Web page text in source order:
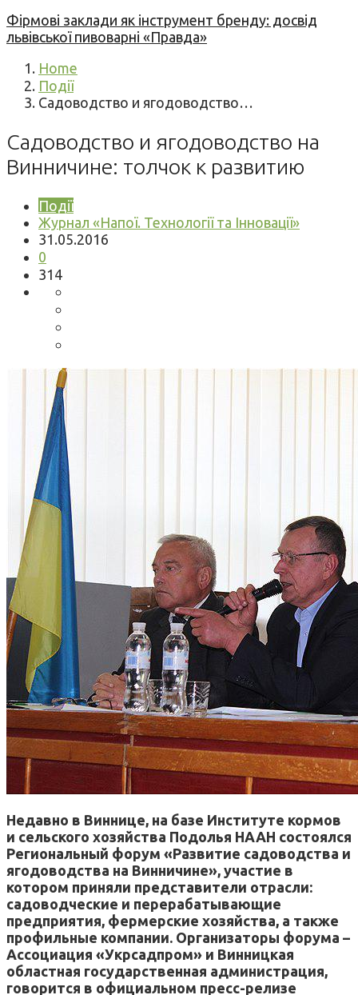
Фірмові заклади як інструмент бренду: досвід
львівської пивоварні «Правда»
Home
Події
Садоводство и ягодоводство…
Садоводство и ягодоводство на
Винничине: толчок к развитию
Події
Журнал «Напої. Технології та Інновації»
31.05.2016
0
314
Недавно в Виннице, на базе Институте кормов
и сельского хозяйства Подолья НААН состоялся
Региональный форум «Развитие садоводства и
ягодоводства на Винничине», участие в
котором приняли представители отрасли:
садоводческие и перерабатывающие
предприятия, фермерские хозяйства, а также
профильные компании. Организаторы форума –
Ассоциация «Укрсадпром» и Винницкая
областная государственная администрация,
говорится в официальном пресс-релизе